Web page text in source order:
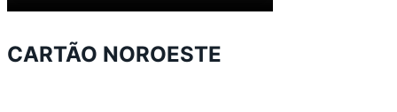
CARTÃO NOROESTE